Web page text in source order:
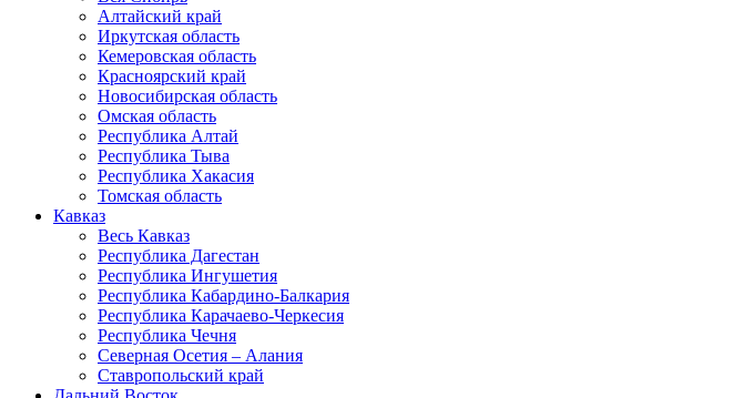
Алтайский край
Иркутская область
Кемеровская область
Красноярский край
Новосибирская область
Омская область
Республика Алтай
Республика Тыва
Республика Хакасия
Томская область
Кавказ
Весь Кавказ
Республика Дагестан
Республика Ингушетия
Республика Кабардино-Балкария
Республика Карачаево-Черкесия
Республика Чечня
Северная Осетия – Алания
Ставропольский край